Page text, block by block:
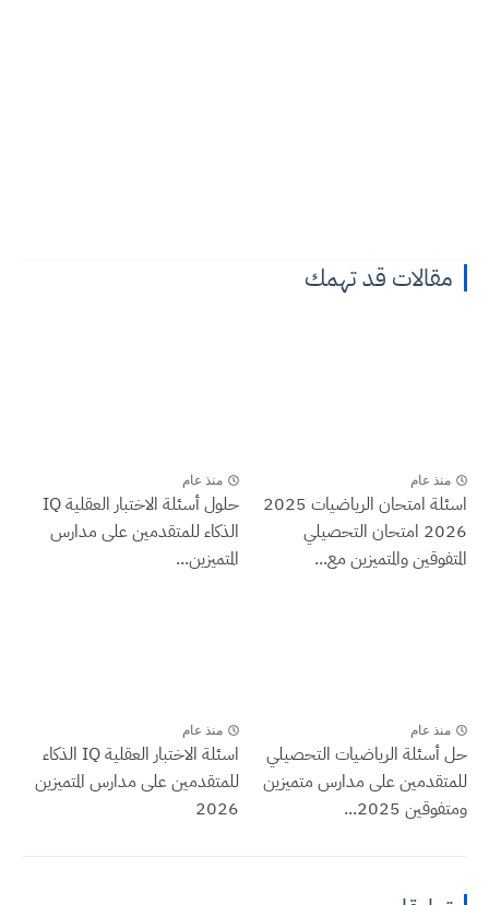
مقالات قد تهمك
منذ عام
اسئلة امتحان الرياضيات 2025
2026 امتحان التحصيلي
المتفوقين والمتميزين مع...
منذ عام
حلول أسئلة الاختبار العقلية IQ
الذكاء للمتقدمين على مدارس
المتميزين...
منذ عام
حل أسئلة الرياضيات التحصيلي
للمتقدمين على مدارس متميزين
ومتفوقين 2025...
منذ عام
اسئلة الاختبار العقلية IQ الذكاء
للمتقدمين على مدارس المتميزين
2026